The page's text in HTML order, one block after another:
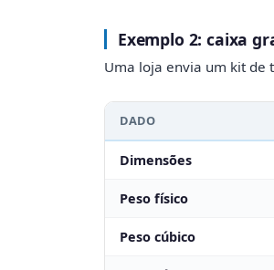
Exemplo 2: caixa
Uma loja envia um kit de
DADO
Dimensões
Peso físico
Peso cúbico